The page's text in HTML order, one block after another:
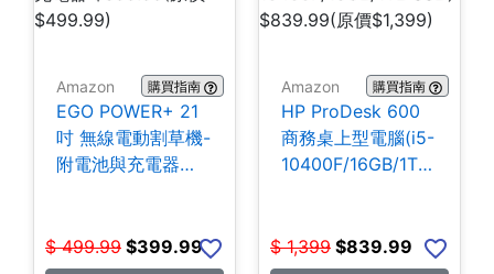
Amazon 購買指南
EGO POWER+ 21
吋 無線電動割草機-
附電池與充電器
$ 499.99 $399.99
Amazon 購買指南
HP ProDesk 600
商務桌上型電腦(i5-
10400F/16GB/1TB
$ 1,399 $839.99